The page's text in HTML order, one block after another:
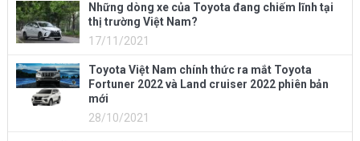
Những dòng xe của Toyota đang chiếm lĩnh tại
thị trường Việt Nam?
17/11/2021
Toyota Việt Nam chính thức ra mắt Toyota
Fortuner 2022 và Land cruiser 2022 phiên bản
mới
28/10/2021